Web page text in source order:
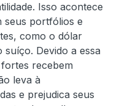
Isso acontece
seus portfólios e
como o dólar
Devido a essa
recebem
leva à
e prejudica seus